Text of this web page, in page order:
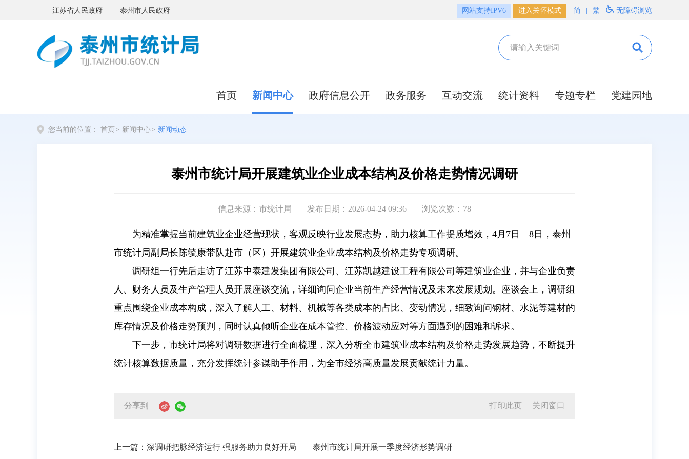
江苏省人民政府 泰州市人民政府 网站支持IPV6 进入关怀模式 简 繁 无障碍浏览
首页 新闻中心 政府信息公开 政务服务 互动交流 统计资料 专题专栏 党建园地
您当前的位置： 首页 > 新闻中心> 新闻动态
泰州市统计局开展建筑业企业成本结构及价格走势情况调研
信息来源：市统计局 发布日期：2026-04-24 09:36 浏览次数： 78
为精准掌握当前建筑业企业经营现状，客观反映行业发展态势，助力核算工作提质增效，4月7日—8日，泰州
市统计局副局长陈毓康带队赴市（区）开展建筑业企业成本结构及价格走势专项调研。
调研组一行先后走访了江苏中泰建发集团有限公司、江苏凯越建设工程有限公司等建筑业企业，并与企业负责
人、财务人员及生产管理人员开展座谈交流，详细询问企业当前生产经营情况及未来发展规划。座谈会上，调研组
重点围绕企业成本构成，深入了解人工、材料、机械等各类成本的占比、变动情况，细致询问钢材、水泥等建材的
库存情况及价格走势预判，同时认真倾听企业在成本管控、价格波动应对等方面遇到的困难和诉求。
下一步，市统计局将对调研数据进行全面梳理，深入分析全市建筑业成本结构及价格走势发展趋势，不断提升
统计核算数据质量，充分发挥统计参谋助手作用，为全市经济高质量发展贡献统计力量。
分享到 打印此页 关闭窗口
上一篇： 深调研把脉经济运行 强服务助力良好开局——泰州市统计局开展一季度经济形势调研